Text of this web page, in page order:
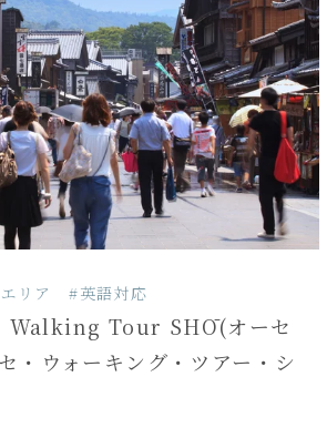
リア #英語対応
Tour SHŌ(オーセ
・ウォーキング・ツアー・シ